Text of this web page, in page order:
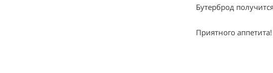
Бутерброд
Приятного аппетита!